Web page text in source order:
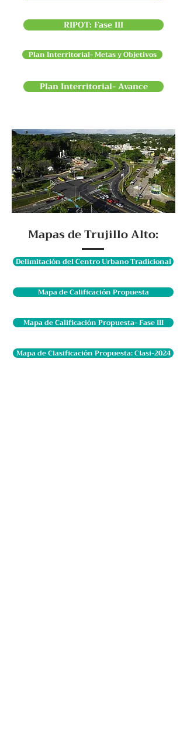
RIPOT: Fase III
Plan Interritorial- Metas y Objetivos
Plan Interritorial- Avance
Mapas de Trujillo Alto:
Delimitación del Centro Urbano Tradicional
Mapa de Calificación Propuesta
Mapa de Calificación Propuesta- Fase III
Mapa de Clasificación Propuesta: Clasi-2024